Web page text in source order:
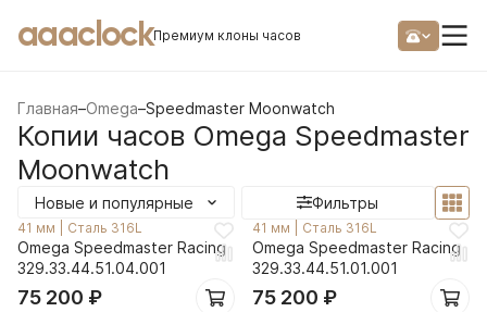
aaaclockПремиум клоны часов
Главная–Omega–Speedmaster Moonwatch
Копии часов Omega Speedmaster
Moonwatch
Новые и популярные Фильтры
41 мм Сталь 316L
Omega Speedmaster Racing
329.33.44.51.04.001
75 200 ₽
41 мм Сталь 316L
Omega Speedmaster Racing
329.33.44.51.01.001
75 200 ₽